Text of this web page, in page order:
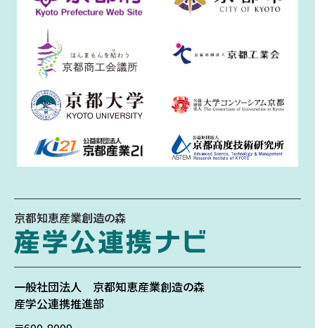
京都知恵産業創造の森
一般社団法人 京都知恵産業創造の森
産学公連携推進部